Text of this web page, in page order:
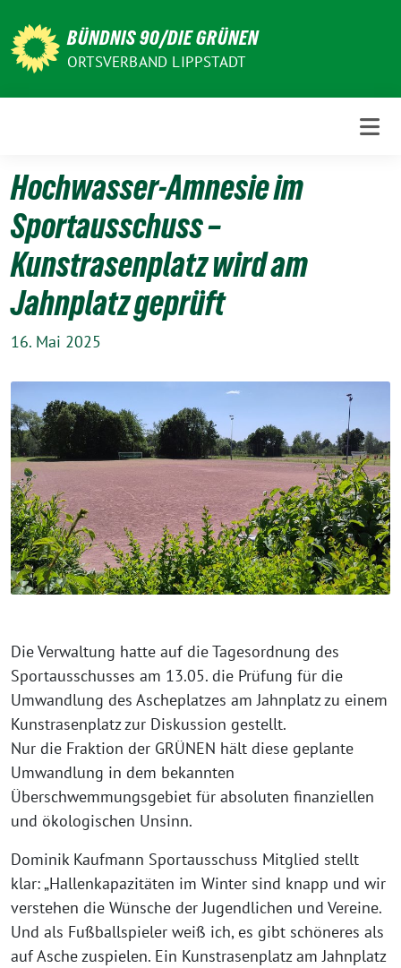
zum
Inhalt
BÜNDNIS 90/DIE GRÜNEN
ORTSVERBAND LIPPSTADT
Hochwasser-Amnesie im
Sportausschuss –
Kunstrasenplatz wird am
Jahnplatz geprüft
16. Mai 2025
Die Verwaltung hatte auf die Tagesordnung des
Sportausschusses am 13.05. die Prüfung für die
Umwandlung des Ascheplatzes am Jahnplatz zu einem
Kunstrasenplatz zur Diskussion gestellt.
Nur die Fraktion der GRÜNEN hält diese geplante
Umwandlung in dem bekannten
Überschwemmungsgebiet für absoluten finanziellen
und ökologischen Unsinn.
Dominik Kaufmann Sportausschuss Mitglied stellt
klar: „Hallenkapazitäten im Winter sind knapp und wir
verstehen die Wünsche der Jugendlichen und Vereine.
Und als Fußballspieler weiß ich, es gibt schöneres als
auf Asche zuspielen. Ein Kunstrasenplatz am Jahnplatz